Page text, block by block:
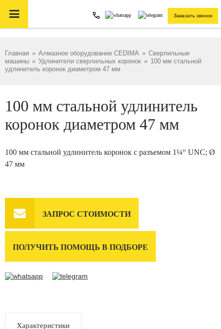
 Заказать звонок
Главная » Алмазное оборудование CEDIMA » Сверлильные
машины » Удлинители сверлильных коронок » 100 мм стальной
удлинитель коронок диаметром 47 мм
100 мм стальной удлинитель
коронок диаметром 47 мм
100 мм стальной удлинитель коронок с разъемом 1¼“ UNC; Ø
47 мм
 ЗАПРОС СТОИМОСТИ
ПОЛУЧИТЬ ПОМОЩЬ В ПОДБОРЕ
Характеристики